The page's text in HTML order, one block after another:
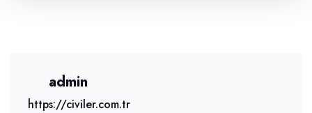
admin
https://civiler.com.tr